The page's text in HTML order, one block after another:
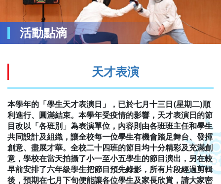
活動點滴
天才表演
本學年的「學生天才表演日」，已於七月十三日(星期二)順
利進行、圓滿結束。本學年受疫情的影響，天才表演日的節
目改以「各班別」為表演單位，內容則由各班班主任和學生
共同設計及組織，讓全校每一位學生有機會踏足舞台、發揮
創意、盡展才華。全校二十四班的節目均十分精彩及充滿創
意，學校在當天拍攝了小一至小五學生的節目演出，另在較
早前安排了六年級學生把節目預先錄影，所有片段經過剪輯
後，預期在七月下旬便能讓各位學生及家長欣賞，請大家密